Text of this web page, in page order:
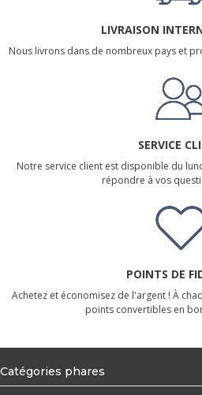
LIVRAISON
Nous livrons dans de nombreux pays et
SERVICE
Notre service client est disponible du
répondre à vos
POINTS DE
Achetez et économisez de l'argent ! À
points convertibles en
Catégories phares